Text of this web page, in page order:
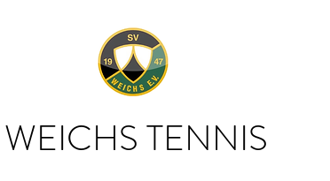
WEICHS TENNIS